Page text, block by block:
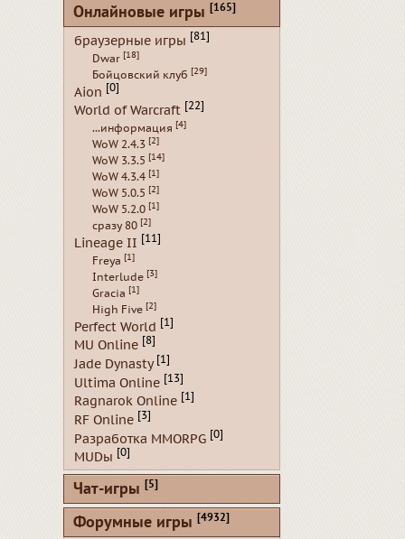
Онлайновые игры [165]
браузерные игры [81]
Dwar [18]
Бойцовский клуб [29]
Aion [0]
World of Warcraft [22]
...информация [4]
WoW 2.4.3 [2]
WoW 3.3.5 [14]
WoW 4.3.4 [1]
WoW 5.0.5 [2]
WoW 5.2.0 [1]
сразу 80 [2]
Lineage II [11]
Freya [1]
Interlude [3]
Gracia [1]
High Five [2]
Perfect World [1]
MU Online [8]
Jade Dynasty [1]
Ultima Online [13]
Ragnarok Online [1]
RF Online [3]
Разработка MMORPG [0]
MUDы [0]
Чат-игры [5]
Форумные игры [4932]